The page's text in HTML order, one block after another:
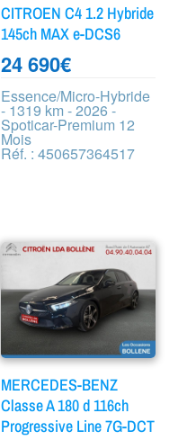
CITROEN C4 1.2 Hybride
145ch MAX e-DCS6
24 690€
Essence/Micro-Hybride
- 1319 km - 2026 -
Spoticar-Premium 12
Mois
Réf. : 450657364517
MERCEDES-BENZ
Classe A 180 d 116ch
Progressive Line 7G-DCT